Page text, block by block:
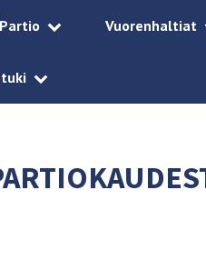
Partio Vuorenhaltiat